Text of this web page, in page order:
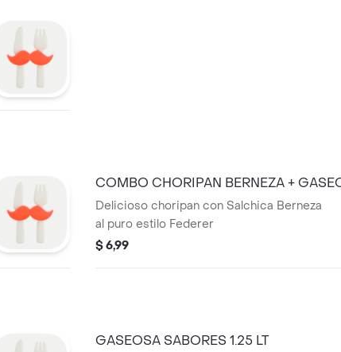
COMBO CHORIPAN BERNEZA +
Delicioso choripan con Salchica Berneza
al puro estilo Federer
$ 6,99
GASEOSA SABORES 1.25 LT